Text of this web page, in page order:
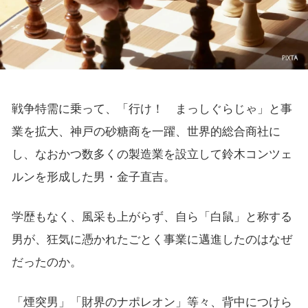
戦争特需に乗って、「行け！ まっしぐらじゃ」と事
業を拡大、神戸の砂糖商を一躍、世界的総合商社に
し、なおかつ数多くの製造業を設立して鈴木コンツェ
ルンを形成した男・金子直吉。
学歴もなく、風采も上がらず、自ら「白鼠」と称する
男が、狂気に憑かれたごとく事業に邁進したのはなぜ
だったのか。
「煙突男」「財界のナポレオン」等々、背中につけら